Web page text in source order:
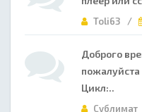
Toli63 /
Доброго
Цикл:..